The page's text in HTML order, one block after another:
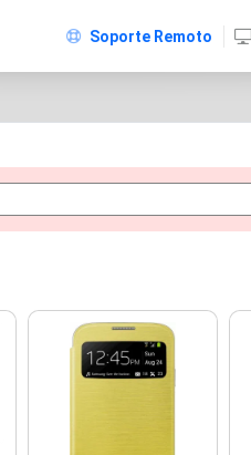
Soporte Remoto